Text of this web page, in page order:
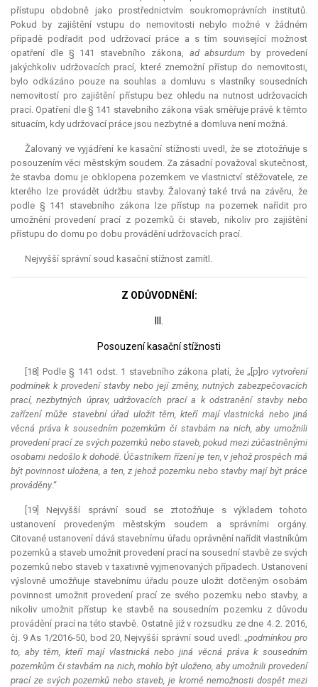
přístupu obdobně jako prostřednictvím soukromoprávních institutů.
Pokud by zajištění vstupu do nemovitosti nebylo možné v žádném
případě podřadit pod udržovací práce a s tím související možnost
opatření dle § 141 stavebního zákona, ad absurdum by provedení
jakýchkoliv udržovacích prací, které znemožní přístup do nemovitosti,
bylo odkázáno pouze na souhlas a domluvu s vlastníky sousedních
nemovitostí pro zajištění přístupu bez ohledu na nutnost udržovacích
prací. Opatření dle § 141 stavebního zákona však směřuje právě k těmto
situacím, kdy udržovací práce jsou nezbytné a domluva není možná.
Žalovaný ve vyjádření ke kasační stížnosti uvedl, že se ztotožňuje s
posouzením věci městským soudem. Za zásadní považoval skutečnost,
že stavba domu je obklopena pozemkem ve vlastnictví stěžovatele, ze
kterého lze provádět údržbu stavby. Žalovaný také trvá na závěru, že
podle § 141 stavebního zákona lze přístup na pozemek nařídit pro
umožnění provedení prací z pozemků či staveb, nikoliv pro zajištění
přístupu do domu po dobu provádění udržovacích prací.
Nejvyšší správní soud kasační stížnost zamítl.
Z ODŮVODNĚNÍ:
III.
Posouzení kasační stížnosti
[18] Podle § 141 odst. 1 stavebního zákona platí, že „[p]ro vytvoření
podmínek k provedení stavby nebo její změny, nutných zabezpečovacích
prací, nezbytných úprav, udržovacích prací a k odstranění stavby nebo
zařízení může stavební úřad uložit těm, kteří mají vlastnická nebo jiná
věcná práva k sousedním pozemkům či stavbám na nich, aby umožnili
provedení prací ze svých pozemků nebo staveb, pokud mezi zúčastněnými
osobami nedošlo k dohodě. Účastníkem řízení je ten, v jehož prospěch má
být povinnost uložena, a ten, z jehož pozemku nebo stavby mají být práce
prováděny.“
[19] Nejvyšší správní soud se ztotožňuje s výkladem tohoto
ustanovení provedeným městským soudem a správními orgány.
Citované ustanovení dává stavebnímu úřadu oprávnění nařídit vlastníkům
pozemků a staveb umožnit provedení prací na sousední stavbě ze svých
pozemků nebo staveb v taxativně vyjmenovaných případech. Ustanovení
výslovně umožňuje stavebnímu úřadu pouze uložit dotčeným osobám
povinnost umožnit provedení prací ze svého pozemku nebo stavby, a
nikoliv umožnit přístup ke stavbě na sousedním pozemku z důvodu
provádění prací na této stavbě. Ostatně již v rozsudku ze dne 4. 2. 2016,
čj. 9 As 1/2016-50, bod 20, Nejvyšší správní soud uvedl: „podmínkou pro
to, aby těm, kteří mají vlastnická nebo jiná věcná práva k sousedním
pozemkům či stavbám na nich, mohlo být uloženo, aby umožnili provedení
prací ze svých pozemků nebo staveb, je kromě nemožnosti dospět mezi